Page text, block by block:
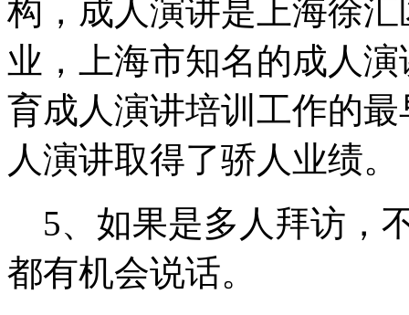
构，成人演讲是上海徐
业，上海市知名的成人
育成人演讲培训工作的
人演讲取得了骄人业绩。
5、如果是多人拜访，
都有机会说话。